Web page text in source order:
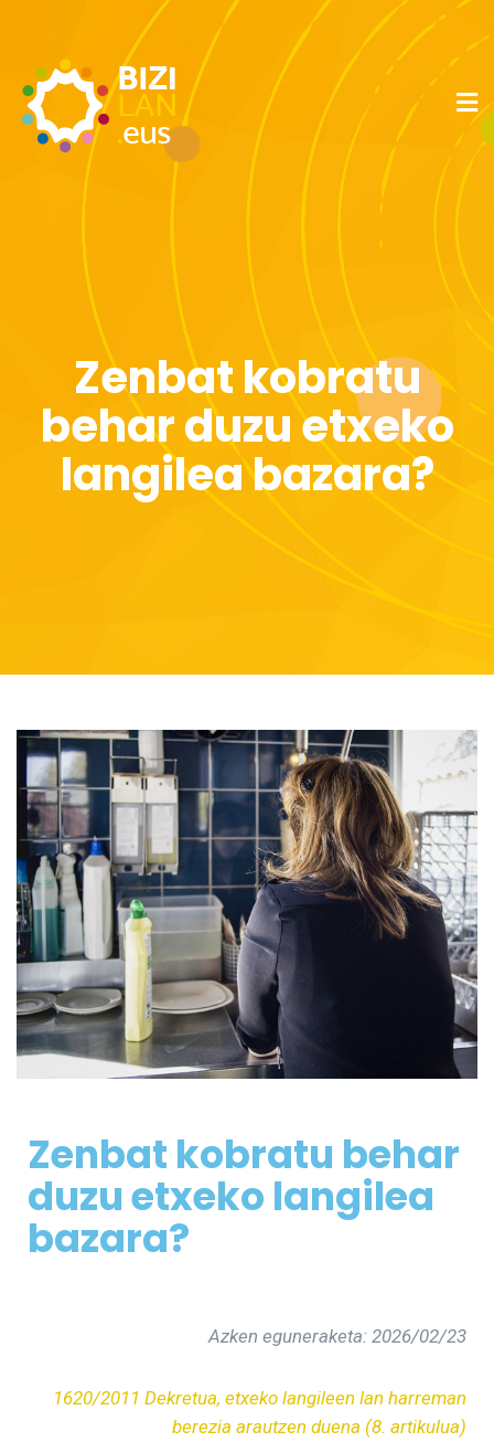
Zenbat kobratu
behar duzu etxeko
langilea bazara?
Zenbat kobratu behar
duzu etxeko langilea
bazara?
Azken eguneraketa: 2026/02/23
1620/2011 Dekretua, etxeko langileen lan harreman
berezia arautzen duena (8. artikulua)